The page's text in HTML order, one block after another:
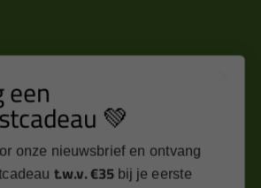
>
blijven? 💚
onze nieuwsbrief en ontvang
t.w.v. €35 bij je eerste